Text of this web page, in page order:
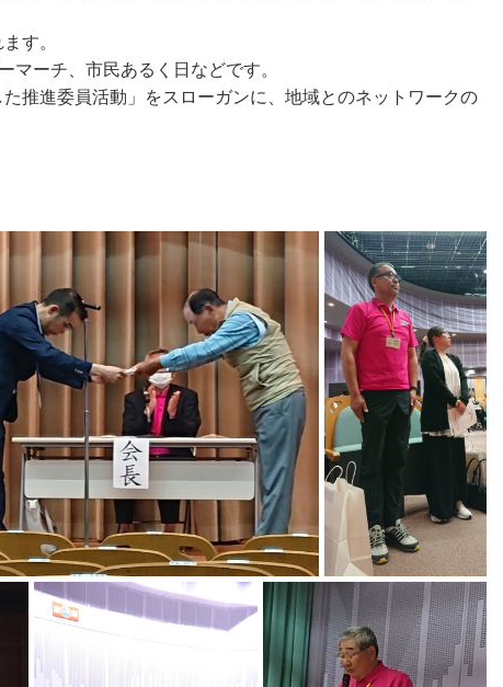
す。
ーチ、市民あるく日などです。
推進委員活動」をスローガンに、地域とのネットワークの